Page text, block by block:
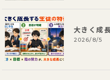
大きく成
2026/8/5